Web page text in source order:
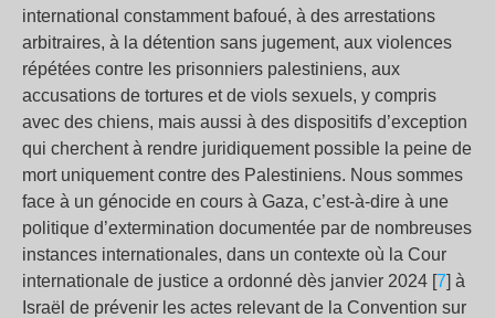
international constamment bafoué, à des arrestations
arbitraires, à la détention sans jugement, aux violences
répétées contre les prisonniers palestiniens, aux
accusations de tortures et de viols sexuels, y compris
avec des chiens, mais aussi à des dispositifs d’exception
qui cherchent à rendre juridiquement possible la peine de
mort uniquement contre des Palestiniens. Nous sommes
face à un génocide en cours à Gaza, c’est-à-dire à une
politique d’extermination documentée par de nombreuses
instances internationales, dans un contexte où la Cour
internationale de justice a ordonné dès janvier 2024 [7] à
Israël de prévenir les actes relevant de la Convention sur